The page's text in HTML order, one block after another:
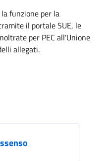
funzione per la
il portale SUE, le
per PEC all'Unione
allegati.